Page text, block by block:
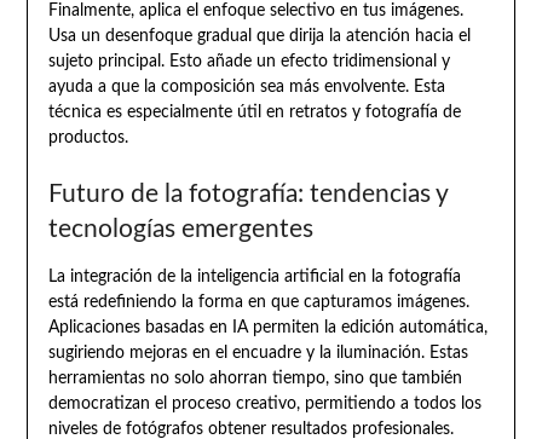
Finalmente, aplica el enfoque selectivo en tus imágenes.
Usa un desenfoque gradual que dirija la atención hacia el
sujeto principal. Esto añade un efecto tridimensional y
ayuda a que la composición sea más envolvente. Esta
técnica es especialmente útil en retratos y fotografía de
productos.
Futuro de la fotografía: tendencias y
tecnologías emergentes
La integración de la inteligencia artificial en la fotografía
está redefiniendo la forma en que capturamos imágenes.
Aplicaciones basadas en IA permiten la edición automática,
sugiriendo mejoras en el encuadre y la iluminación. Estas
herramientas no solo ahorran tiempo, sino que también
democratizan el proceso creativo, permitiendo a todos los
niveles de fotógrafos obtener resultados profesionales.